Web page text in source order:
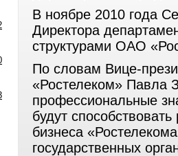
В ноябре 2010 года
Директора
структурами ОАО
По словам Вице-
«Ростелеком» Павла
профессиональные
будут
бизнеса
государственных